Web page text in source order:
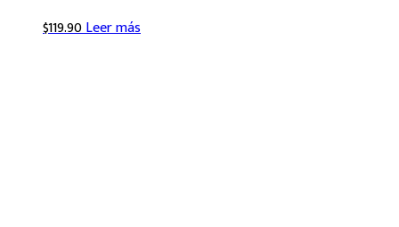
$119.90Leer más